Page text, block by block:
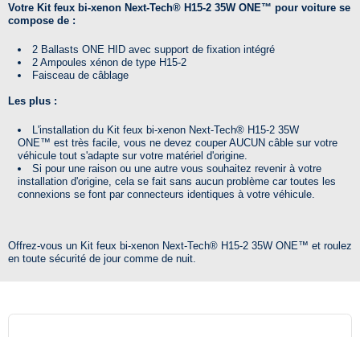
Votre Kit feux bi-xenon Next-Tech® H15-2 35W ONE™ pour voiture se
compose de :
2 Ballasts ONE HID avec support de fixation intégré
2 Ampoules xénon de type H15-2
Faisceau de câblage
Les plus :
L'installation du Kit feux bi-xenon Next-Tech® H15-2 35W
ONE™ est très facile, vous ne devez couper AUCUN câble sur votre
véhicule tout s'adapte sur votre matériel d'origine.
Si pour une raison ou une autre vous souhaitez revenir à votre
installation d'origine, cela se fait sans aucun problème car toutes les
connexions se font par connecteurs identiques à votre véhicule.
Offrez-vous un Kit feux bi-xenon Next-Tech® H15-2 35W ONE™ et roulez
en toute sécurité de jour comme de nuit.